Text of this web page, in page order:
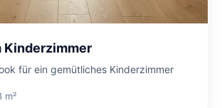
Kinderzimmer
für ein gemütliches Kinderzimmer
m²